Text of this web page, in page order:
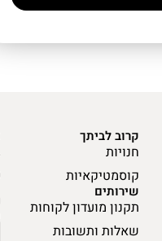
קרוב לביתך
חנויות
קוסמטיקאיות
שירותים
תקנון מועדון לקוחות
שאלות ותשובות